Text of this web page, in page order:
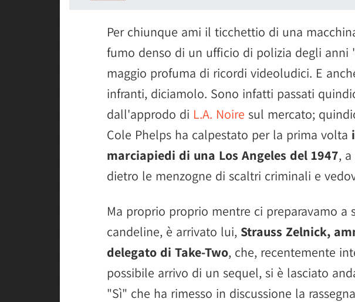
Per chiunque ami il ticchettio di una
fumo denso di un ufficio di polizia degli anni
maggio profuma di ricordi videoludici. E
infranti, diciamolo. Sono infatti passati
dall'approdo di L.A. Noire sul mercato;
Cole Phelps ha calpestato per la prima volta
marciapiedi di una Los Angeles del 1947,
dietro le menzogne di scaltri criminali e
Ma proprio proprio mentre ci preparavamo a
candeline, è arrivato lui, Strauss Zelnick,
delegato di Take-Two, che, recentemente
possibile arrivo di un sequel, si è lasciato
"Sì" che ha rimesso in discussione la